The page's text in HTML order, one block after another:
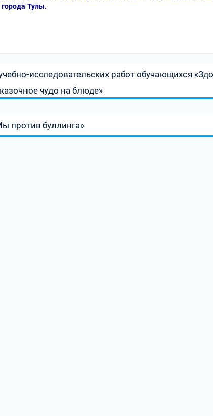
Тулы.
исследовательских работ обучающихся
чудо на блюде»
против буллинга»